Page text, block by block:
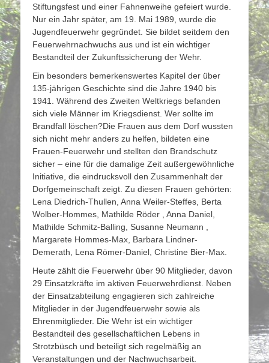
Stiftungsfest und einer Fahnenweihe gefeiert wurde.
Nur ein Jahr später, am 19. Mai 1989, wurde die
Jugendfeuerwehr gegründet. Sie bildet seitdem den
Feuerwehrnachwuchs aus und ist ein wichtiger
Bestandteil der Zukunftssicherung der Wehr.
Ein besonders bemerkenswertes Kapitel der über
135-jährigen Geschichte sind die Jahre 1940 bis
1941. Während des Zweiten Weltkriegs befanden
sich viele Männer im Kriegsdienst. Wer sollte im
Brandfall löschen?Die Frauen aus dem Dorf wussten
sich nicht mehr anders zu helfen, bildeten eine
Frauen-Feuerwehr und stellten den Brandschutz
sicher – eine für die damalige Zeit außergewöhnliche
Initiative, die eindrucksvoll den Zusammenhalt der
Dorfgemeinschaft zeigt. Zu diesen Frauen gehörten:
Lena Diedrich-Thullen, Anna Weiler-Steffes, Berta
Wolber-Hommes, Mathilde Röder , Anna Daniel,
Mathilde Schmitz-Balling, Susanne Neumann ,
Margarete Hommes-Max, Barbara Lindner-
Demerath, Lena Römer-Daniel, Christine Bier-Max.
Heute zählt die Feuerwehr über 90 Mitglieder, davon
29 Einsatzkräfte im aktiven Feuerwehrdienst. Neben
der Einsatzabteilung engagieren sich zahlreiche
Mitglieder in der Jugendfeuerwehr sowie als
Ehrenmitglieder. Die Wehr ist ein wichtiger
Bestandteil des gesellschaftlichen Lebens in
Strotzbüsch und beteiligt sich regelmäßig an
Veranstaltungen und der Nachwuchsarbeit.